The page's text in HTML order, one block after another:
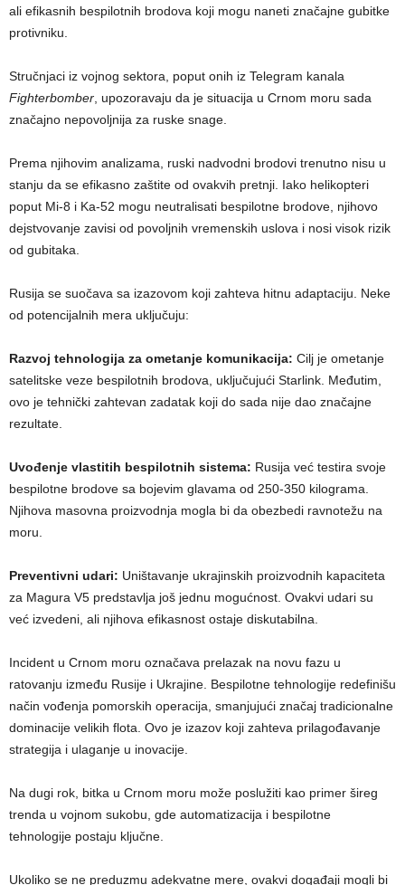
ali efikasnih bespilotnih brodova koji mogu naneti značajne gubitke
protivniku.
Stručnjaci iz vojnog sektora, poput onih iz Telegram kanala
Fighterbomber , upozoravaju da je situacija u Crnom moru sada
značajno nepovoljnija za ruske snage.
Prema njihovim analizama, ruski nadvodni brodovi trenutno nisu u
stanju da se efikasno zaštite od ovakvih pretnji. Iako helikopteri
poput Mi-8 i Ka-52 mogu neutralisati bespilotne brodove, njihovo
dejstvovanje zavisi od povoljnih vremenskih uslova i nosi visok rizik
od gubitaka.
Rusija se suočava sa izazovom koji zahteva hitnu adaptaciju. Neke
od potencijalnih mera uključuju:
Razvoj tehnologija za ometanje komunikacija: Cilj je ometanje
satelitske veze bespilotnih brodova, uključujući Starlink. Međutim,
ovo je tehnički zahtevan zadatak koji do sada nije dao značajne
rezultate.
Uvođenje vlastitih bespilotnih sistema: Rusija već testira svoje
bespilotne brodove sa bojevim glavama od 250-350 kilograma.
Njihova masovna proizvodnja mogla bi da obezbedi ravnotežu na
moru.
Preventivni udari: Uništavanje ukrajinskih proizvodnih kapaciteta
za Magura V5 predstavlja još jednu mogućnost. Ovakvi udari su
već izvedeni, ali njihova efikasnost ostaje diskutabilna.
Incident u Crnom moru označava prelazak na novu fazu u
ratovanju između Rusije i Ukrajine. Bespilotne tehnologije redefinišu
način vođenja pomorskih operacija, smanjujući značaj tradicionalne
dominacije velikih flota. Ovo je izazov koji zahteva prilagođavanje
strategija i ulaganje u inovacije.
Na dugi rok, bitka u Crnom moru može poslužiti kao primer šireg
trenda u vojnom sukobu, gde automatizacija i bespilotne
tehnologije postaju ključne.
Ukoliko se ne preduzmu adekvatne mere, ovakvi događaji mogli bi